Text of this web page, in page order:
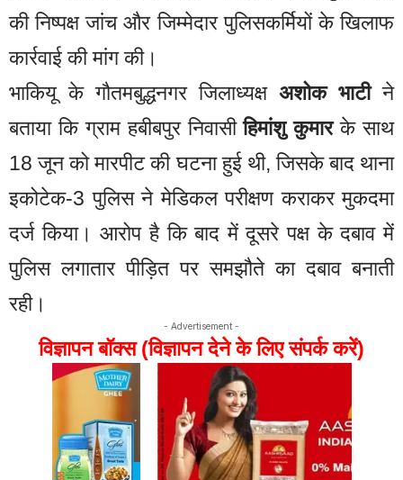
की निष्पक्ष जांच और जिम्मेदार पुलिसकर्मियों के खिलाफ
कार्रवाई की मांग की।
भाकियू के गौतमबुद्धनगर जिलाध्यक्ष अशोक भाटीने
बताया कि ग्राम हबीबपुर निवासीहिमांशु कुमारके साथ
18 जून को मारपीट की घटना हुई थी, जिसके बाद थाना
इकोटेक-3 पुलिस ने मेडिकल परीक्षण कराकर मुकदमा
दर्ज किया। आरोप है कि बाद में दूसरे पक्ष के दबाव में
पुलिस लगातार पीड़ित पर समझौते का दबाव बनाती
रही।
- Advertisement -
विज्ञापन बॉक्स (विज्ञापन देने के लिए संपर्क करें)